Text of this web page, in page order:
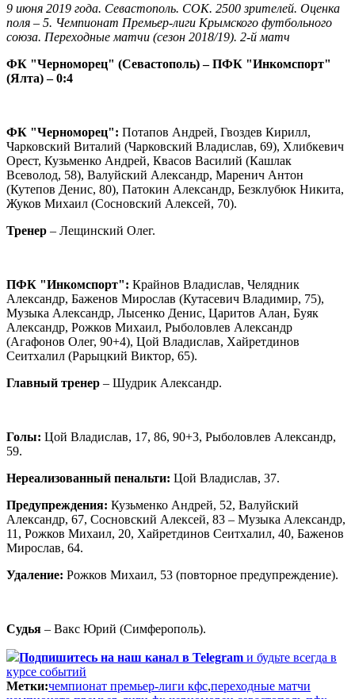
9 июня 2019 года. Севастополь. СОК. 2500 зрителей. Оценка
поля – 5. Чемпионат Премьер-лиги Крымского футбольного
союза. Переходные матчи (сезон 2018/19). 2-й матч
ФК "Черноморец" (Севастополь) – ПФК "Инкомспорт"
(Ялта) – 0:4
ФК "Черноморец": Потапов Андрей, Гвоздев Кирилл,
Чарковский Виталий (Чарковский Владислав, 69), Хлибкевич
Орест, Кузьменко Андрей, Квасов Василий (Кашлак
Всеволод, 58), Валуйский Александр, Маренич Антон
(Кутепов Денис, 80), Патокин Александр, Безклубюк Никита,
Жуков Михаил (Сосновский Алексей, 70).
Тренер – Лещинский Олег.
ПФК "Инкомспорт": Крайнов Владислав, Челядник
Александр, Баженов Мирослав (Кутасевич Владимир, 75),
Музыка Александр, Лысенко Денис, Царитов Алан, Буяк
Александр, Рожков Михаил, Рыболовлев Александр
(Агафонов Олег, 90+4), Цой Владислав, Хайретдинов
Сеитхалил (Рарыцкий Виктор, 65).
Главный тренер – Шудрик Александр.
Голы: Цой Владислав, 17, 86, 90+3, Рыболовлев Александр,
59.
Нереализованный пенальти: Цой Владислав, 37.
Предупреждения: Кузьменко Андрей, 52, Валуйский
Александр, 67, Сосновский Алексей, 83 – Музыка Александр,
11, Рожков Михаил, 20, Хайретдинов Сеитхалил, 40, Баженов
Мирослав, 64.
Удаление: Рожков Михаил, 53 (повторное предупреждение).
Судья – Вакс Юрий (Симферополь).
Подпишитесь на наш канал в Telegram и будьте всегда в
курсе событий
Метки:чемпионат премьер-лиги кфс,переходные матчи